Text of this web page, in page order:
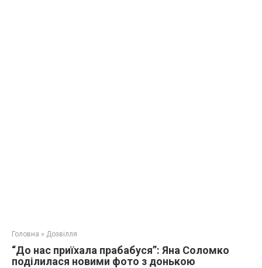
Головна » Дозвілля
“До нас приїхала прабабуся”: Яна Соломко
поділилася новими фото з донькою